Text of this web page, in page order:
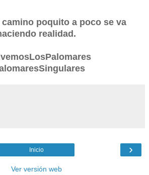
poquito a poco se va
realidad.
›
Inicio
Ver versión web